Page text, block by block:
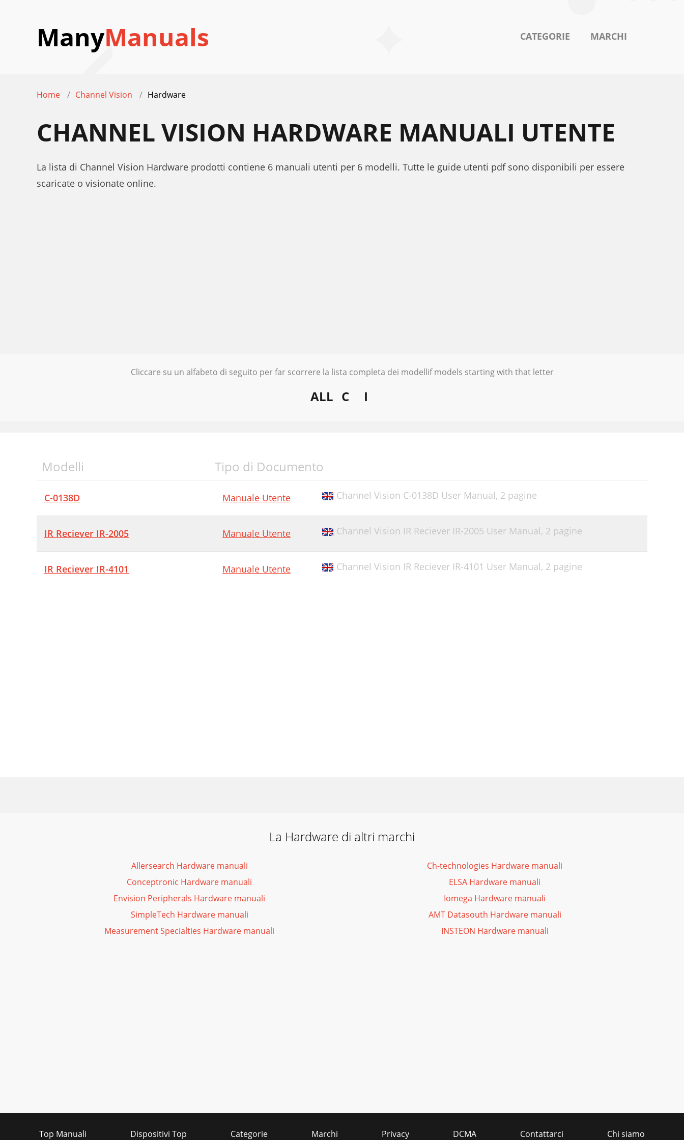
ManyManuals CATEGORIE MARCHI
Home Channel Vision Hardware
CHANNEL VISION HARDWARE MANUALI UTENTE
La lista di Channel Vision Hardware prodotti contiene 6 manuali utenti per 6 modelli. Tutte le guide utenti pdf sono disponibili per essere
scaricate o visionate online.
Cliccare su un alfabeto di seguito per far scorrere la lista completa dei modellif models starting with that letter
ALL C I
Modelli Tipo di Documento
C-0138D Manuale Utente Channel Vision C-0138D User Manual, 2 pagine
IR Reciever IR-2005 Manuale Utente Channel Vision IR Reciever IR-2005 User Manual, 2 pagine
IR Reciever IR-4101 Manuale Utente Channel Vision IR Reciever IR-4101 User Manual, 2 pagine
La Hardware di altri marchi
Allersearch Hardware manuali
Conceptronic Hardware manuali
Envision Peripherals Hardware manuali
SimpleTech Hardware manuali
Measurement Specialties Hardware manuali
Ch-technologies Hardware manuali
ELSA Hardware manuali
Iomega Hardware manuali
AMT Datasouth Hardware manuali
INSTEON Hardware manuali
Top Manuali Dispositivi Top Categorie Marchi Privacy DCMA Contattarci Chi siamo